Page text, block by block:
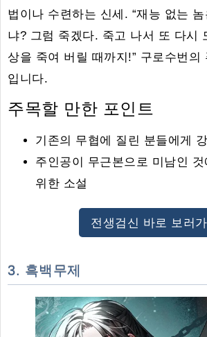
법이나 수련하는 신세. “재능 없는
냐? 그럼 죽겠다. 죽고 나서 또 다시
상을 죽여 버릴 때까지!” 구로수번의
입니다.
주목할 만한 포인트
기존의 무협에 질린 분들에게
주인공이 무근본으로 미남인
위한 소설
전생검신 바로 보러
3. 흑백무제